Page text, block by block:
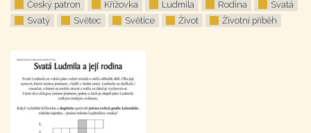
Český patron Křížovka Ludmila Rodina
Svatá
Svatý
Světec Světice Život Životní příběh